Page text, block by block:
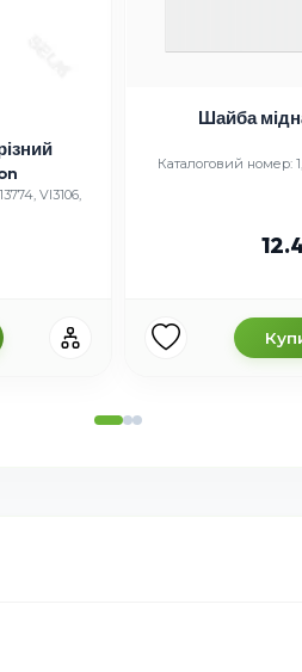
VI3106,
Шайба
Каталоговий номер: